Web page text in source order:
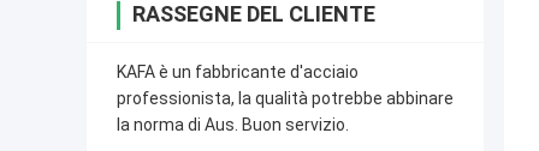
RASSEGNE DEL CLIENTE
KAFA è un fabbricante d'acciaio
professionista, la qualità potrebbe abbinare
la norma di Aus. Buon servizio.